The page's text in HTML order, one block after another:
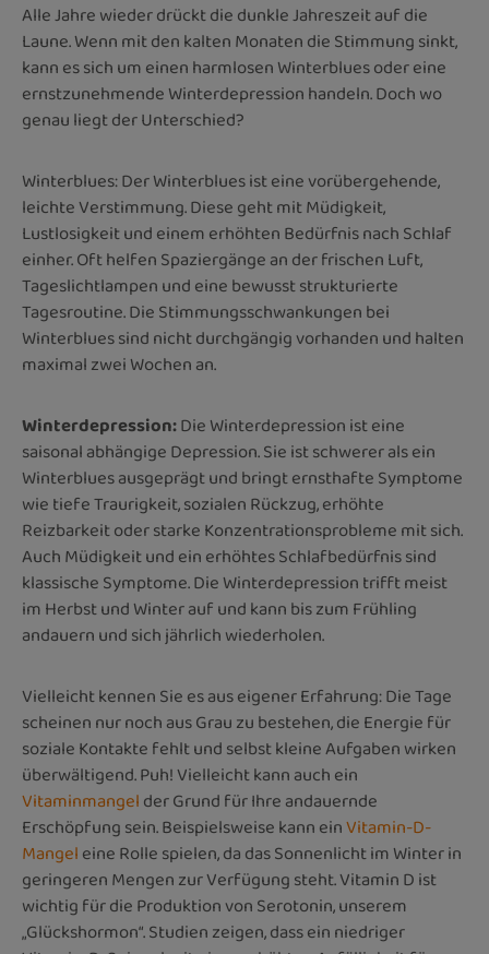
Alle Jahre wieder drückt die dunkle Jahreszeit auf die
Laune. Wenn mit den kalten Monaten die Stimmung sinkt,
kann es sich um einen harmlosen Winterblues oder eine
ernstzunehmende Winterdepression handeln. Doch wo
genau liegt der Unterschied?
Winterblues: Der Winterblues ist eine vorübergehende,
leichte Verstimmung. Diese geht mit Müdigkeit,
Lustlosigkeit und einem erhöhten Bedürfnis nach Schlaf
einher. Oft helfen Spaziergänge an der frischen Luft,
Tageslichtlampen und eine bewusst strukturierte
Tagesroutine. Die Stimmungsschwankungen bei
Winterblues sind nicht durchgängig vorhanden und halten
maximal zwei Wochen an.
Winterdepression:Die Winterdepression ist eine
saisonal abhängige Depression. Sie ist schwerer als ein
Winterblues ausgeprägt und bringt ernsthafte Symptome
wie tiefe Traurigkeit, sozialen Rückzug, erhöhte
Reizbarkeit oder starke Konzentrationsprobleme mit sich.
Auch Müdigkeit und ein erhöhtes Schlafbedürfnis sind
klassische Symptome. Die Winterdepression trifft meist
im Herbst und Winter auf und kann bis zum Frühling
andauern und sich jährlich wiederholen.
Vielleicht kennen Sie es aus eigener Erfahrung: Die Tage
scheinen nur noch aus Grau zu bestehen, die Energie für
soziale Kontakte fehlt und selbst kleine Aufgaben wirken
überwältigend. Puh! Vielleicht kann auch ein
Vitaminmangelder Grund für Ihre andauernde
Erschöpfung sein. Beispielsweise kann einVitamin-D-
Mangeleine Rolle spielen, da das Sonnenlicht im Winter in
geringeren Mengen zur Verfügung steht. Vitamin D ist
wichtig für die Produktion von Serotonin, unserem
„Glückshormon“. Studien zeigen, dass ein niedriger